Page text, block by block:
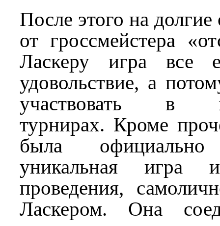
После этого на долгие
от гроссмейстера
Ласкеру игра все
удовольствие, а
участвовать в
турнирах. Кроме
была официально
уникальная игра
проведения,
Ласкером. Она